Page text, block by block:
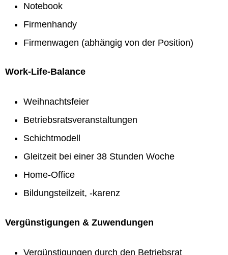
Notebook
Firmenhandy
Firmenwagen (abhängig von der Position)
Work-Life-Balance
Weihnachtsfeier
Betriebsratsveranstaltungen
Schichtmodell
Gleitzeit bei einer 38 Stunden Woche
Home-Office
Bildungsteilzeit, -karenz
Vergünstigungen & Zuwendungen
Vergünstigungen durch den Betriebsrat